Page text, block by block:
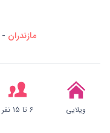
مازندران-
ویلایی 6 تا 15 نفر